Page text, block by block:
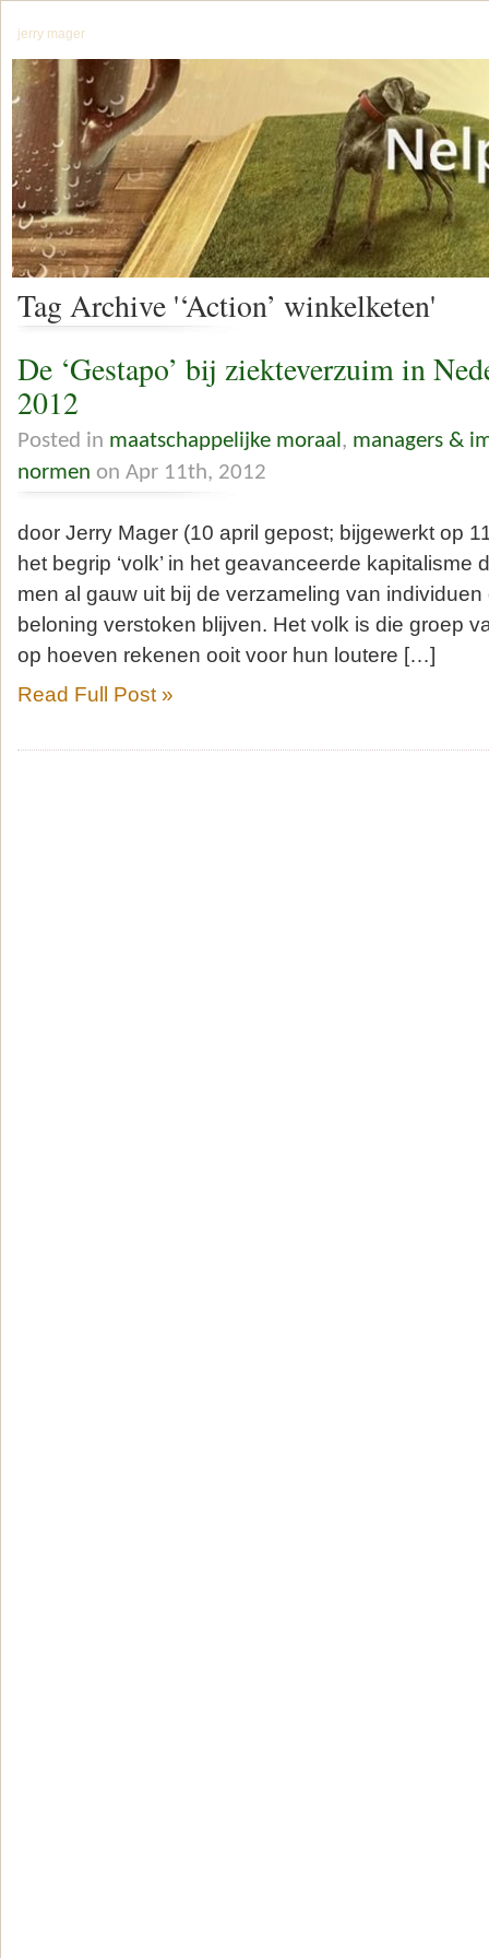
jerry mager
Tag Archive '‘Action’ winkelketen'
De ‘Gestapo’ bij ziekteverzuim in
2012
Posted in maatschappelijke moraal , managers &
normen on Apr 11th, 2012
door Jerry Mager (10 april gepost; bijgewerkt op
het begrip ‘volk’ in het geavanceerde kapitalisme
men al gauw uit bij de verzameling van
beloning verstoken blijven. Het volk is die groep
op hoeven rekenen ooit voor hun loutere […]
Read Full Post »